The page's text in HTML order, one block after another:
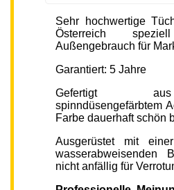
Sehr hochwertige
Österreich
Außengebrauch für
Garantiert: 5 Jahre
Gefertigt
spinndüsengefärbtem
Farbe dauerhaft schön
Ausgerüstet mit
wasserabweisenden
nicht anfällig für